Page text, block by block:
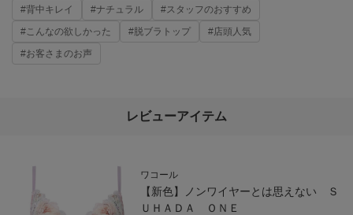
#背中キレイ
#ナチュラル
#スタッフのおすすめ
#こんなの欲しかった
#脱ブラトップ
#店頭人気
#お客さまのお声
レビューアイテム
ワコール
【新色】ノンワイヤーとは思えない Ｓ
ＵＨＡＤＡ ＯＮＥ